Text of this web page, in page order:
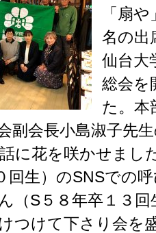
「扇
名の出
仙台大
総会を
た。本
副会長小島淑子先
に花を咲かせまし
回生）のSNSでの
（S５８年卒１３
つけて下さり会を